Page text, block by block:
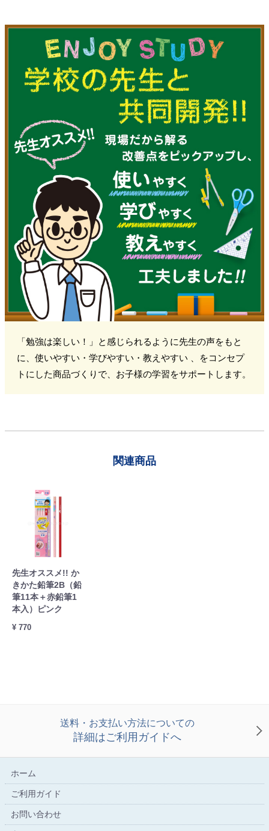
「勉強は楽しい！」と感じられるように先生の声をもと
に、使いやすい・学びやすい・教えやすい 、をコンセプ
トにした商品づくりで、お子様の学習をサポートします。
関連商品
先生オススメ!! か
きかた鉛筆2B（鉛
筆11本＋赤鉛筆1
本入）ピンク
¥ 770
送料・お支払い方法についての
詳細はご利用ガイドへ
ホーム
ご利用ガイド
お問い合わせ